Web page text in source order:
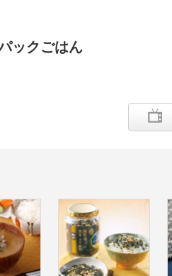
ックごはん